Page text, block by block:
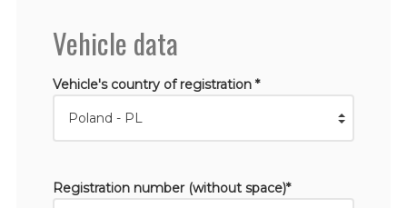
Vehicle data
Vehicle's country of registration *
Registration number (without space)*